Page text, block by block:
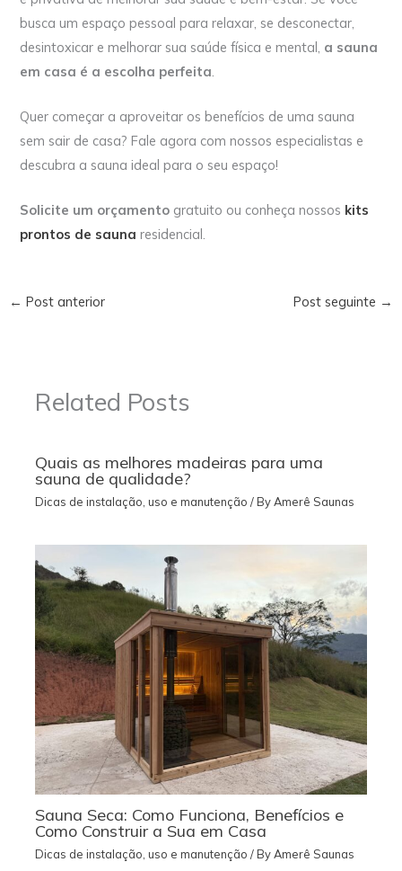
busca um espaço pessoal para relaxar, se desconectar,
desintoxicar e melhorar sua saúde física e mental, a sauna
em casa é a escolha perfeita
Quer começar a aproveitar os benefícios de uma sauna
sem sair de casa? Fale agora com nossos especialistas e
descubra a sauna ideal para o seu espaço!
Solicite um orçamento gratuito ou conheça nossos kits
prontos de sauna residencial.
← Post anterior Post seguinte →
Related Posts
Quais as melhores madeiras para uma
sauna de qualidade?
Dicas de instalação, uso e manutenção / ByAmerê Saunas
Sauna Seca: Como Funciona, Benefícios e
Como Construir a Sua em Casa
Dicas de instalação, uso e manutenção / ByAmerê Saunas